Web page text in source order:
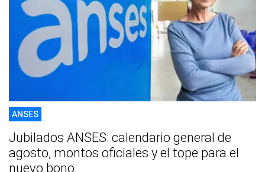
ANSES
Jubilados ANSES: calendario general de
agosto, montos oficiales y el tope para el
nuevo bono